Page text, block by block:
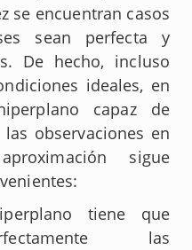
se encuentran casos
sean perfecta y
De hecho, incluso
ideales, en
capaz de
observaciones en
sigue
tiene que
las